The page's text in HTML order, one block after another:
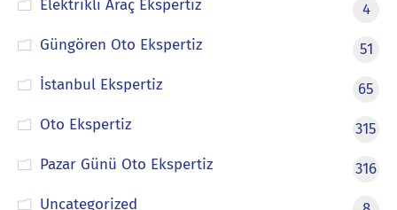
Elektrikli Araç Ekspertiz
4
Güngören Oto Ekspertiz
51
İstanbul Ekspertiz
65
Oto Ekspertiz
315
Pazar Günü Oto Ekspertiz
316
Uncategorized